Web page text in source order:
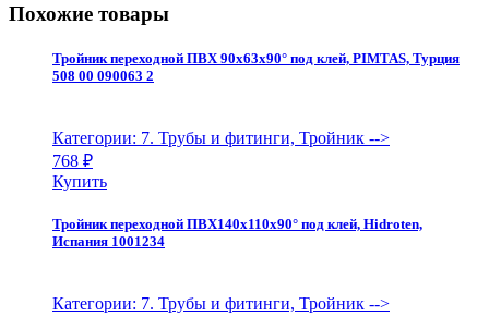
Похожие товары
Тройник переходной ПВХ 90х63х90° под клей, PIMTAS, Турция
508 00 090063 2
Категории: 7. Трубы и фитинги, Тройник -->
768 ₽
Купить
Тройник переходной ПВХ140х110х90° под клей, Hidroten,
Испания 1001234
Категории: 7. Трубы и фитинги, Тройник -->